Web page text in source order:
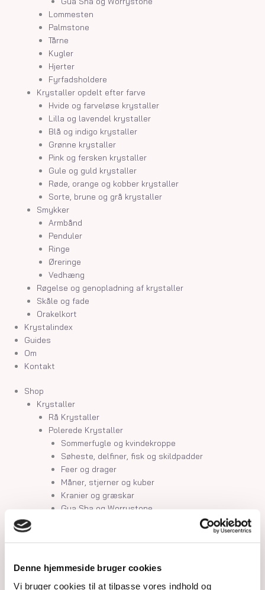
Denne hjemmeside bruger cookies
Vi bruger cookies til at tilpasse vores indhold og
Lommesten
Palmstone
Tårne
Kugler
Hjerter
Fyrfadsholdere
Krystaller opdelt efter farve
Hvide og farveløse krystaller
Lilla og lavendel krystaller
Blå og indigo krystaller
Grønne krystaller
Pink og fersken krystaller
Gule og guld krystaller
Røde, orange og kobber krystaller
Sorte, brune og grå krystaller
Smykker
Armbånd
Penduler
Ringe
Øreringe
Vedhæng
Røgelse og genopladning af krystaller
Skåle og fade
Orakelkort
Krystalindex
Guides
Om
Kontakt
Shop
Krystaller
Rå Krystaller
Polerede Krystaller
Sommerfugle og kvindekroppe
Søheste, delfiner, fisk og skildpadder
Feer og drager
Måner, stjerner og kuber
Kranier og græskar
Gua Sha og Worrystone
Hjerter
Fyrfadsholdere